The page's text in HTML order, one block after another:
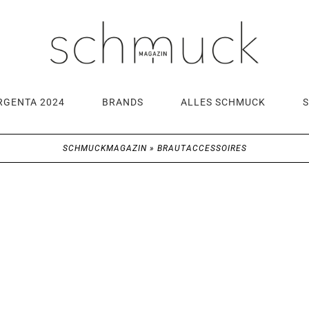
2024 BRANDS ALLES SCHMUCK
SCHMUCKMAGAZIN» BRAUTACCESSOIRES